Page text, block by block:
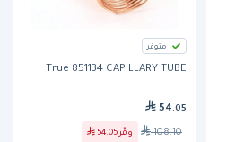
متوفر
True 851134 CAPILLARY TUBE
54 .05
108.10 وفّر 54.05